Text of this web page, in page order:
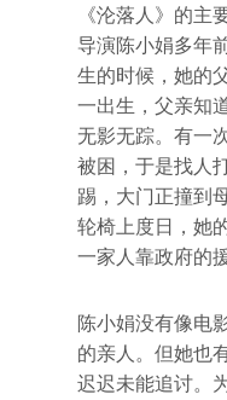
《沦落人》的主
导演陈小娟多年
生的时候，她的
一出生，父亲知
无影无踪。有一
被困，于是找人
踢，大门正撞到
轮椅上度日，她
一家人靠政府的
陈小娟没有像电
的亲人。但她也
迟迟未能追讨。